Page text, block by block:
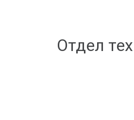
Отдел